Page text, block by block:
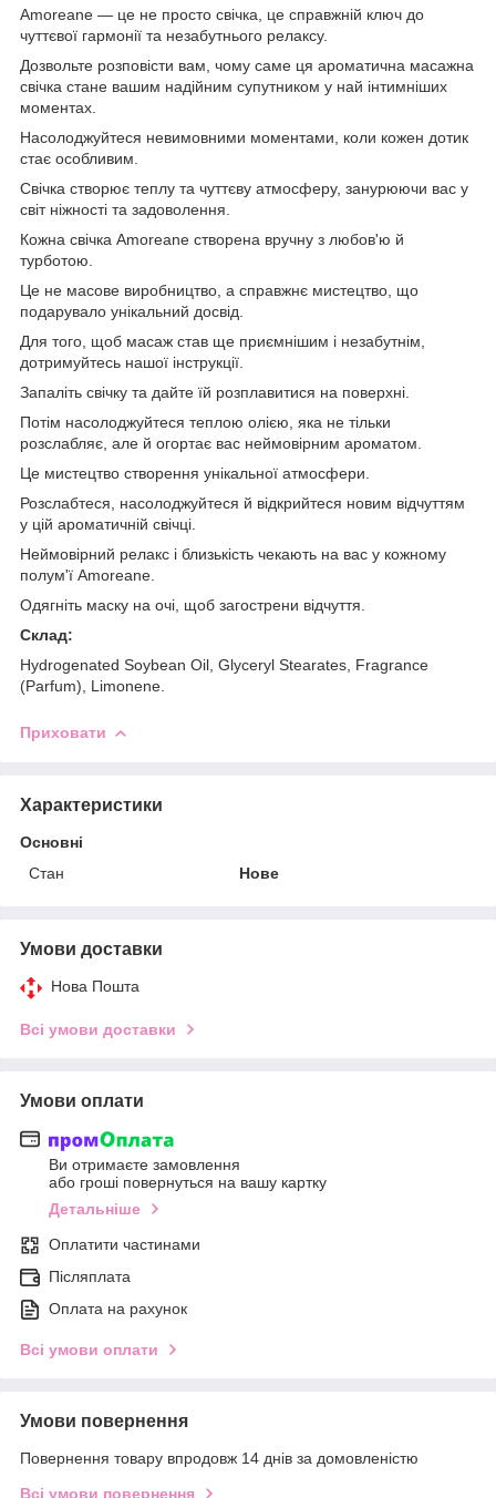
Amoreane — це не просто свічка, це справжній ключ до
чуттєвої гармонії та незабутнього релаксу.
Дозвольте розповісти вам, чому саме ця ароматична масажна
свічка стане вашим надійним супутником у най інтимніших
моментах.
Насолоджуйтеся невимовними моментами, коли кожен дотик
стає особливим.
Свічка створює теплу та чуттєву атмосферу, занурюючи вас у
світ ніжності та задоволення.
Кожна свічка Amoreane створена вручну з любов'ю й
турботою.
Це не масове виробництво, а справжнє мистецтво, що
подарувало унікальний досвід.
Для того, щоб масаж став ще приємнішим і незабутнім,
дотримуйтесь нашої інструкції.
Запаліть свічку та дайте їй розплавитися на поверхні.
Потім насолоджуйтеся теплою олією, яка не тільки
розслабляє, але й огортає вас неймовірним ароматом.
Це мистецтво створення унікальної атмосфери.
Розслабтеся, насолоджуйтеся й відкрийтеся новим відчуттям
у цій ароматичній свічці.
Неймовірний релакс і близькість чекають на вас у кожному
полум'ї Amoreane.
Одягніть маску на очі, щоб загострени відчуття.
Склад:
Hydrogenated Soybean Oil, Glyceryl Stearates, Fragrance
(Parfum), Limonene.
Приховати
Характеристики
Основні
Стан
Нове
Умови доставки
Нова Пошта
Всі умови доставки
Умови оплати
Ви отримаєте замовлення
або гроші повернуться на вашу картку
Детальніше
Оплатити частинами
Післяплата
Оплата на рахунок
Всі умови оплати
Умови повернення
Повернення товару впродовж 14 днів за домовленістю
Всі умови повернення